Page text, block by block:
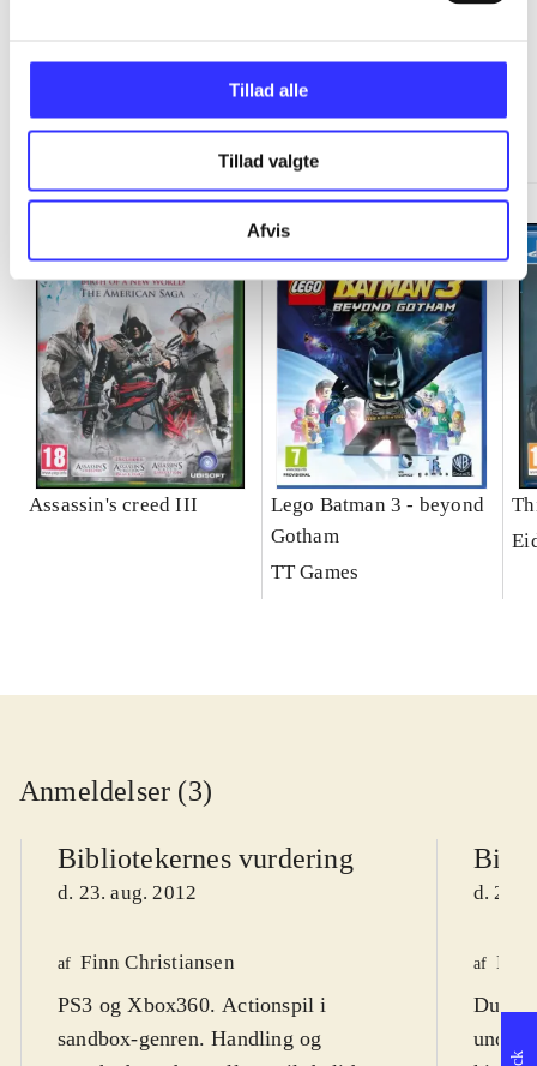
Tillad alle
Tillad valgte
Afvis
Minder om
Assassin's creed III
Lego Batman 3 - beyond
Gotham
TT Games
Anmeldelser (3)
Bibliotekernes vurdering
d. 23. aug. 2012
af Finn Christiansen
PS3 og Xbox360. Actionspil i
sandbox-genren. Handling og
d. 25.
af
Du er